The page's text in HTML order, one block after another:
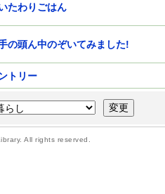
たわりごはん
の頭ん中のぞいてみました!
トリー
All rights reserved.